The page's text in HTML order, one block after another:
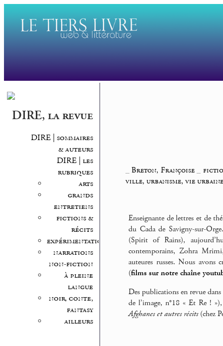
DIRE, la revue
DIRE | sommaires
& auteurs
DIRE | les
rubriques
arts
grands
entretiens
fictions &
récits
expérimentation
narrations
non-fiction
à pleine
langue
noir, conte,
fantasy
ailleurs
_Breton, Françoise_
ville, urbanisme, vie urbaine
Enseignante de lettres et de
du Cada de Savigny-sur-
(Spirit of Rains),
contemporains, Zohra
auteures russes. Nous
(films sur notre chaîne
Des publications en revue
de l’image, n°18 « Et Re !
Afghanes et autres récits(chez